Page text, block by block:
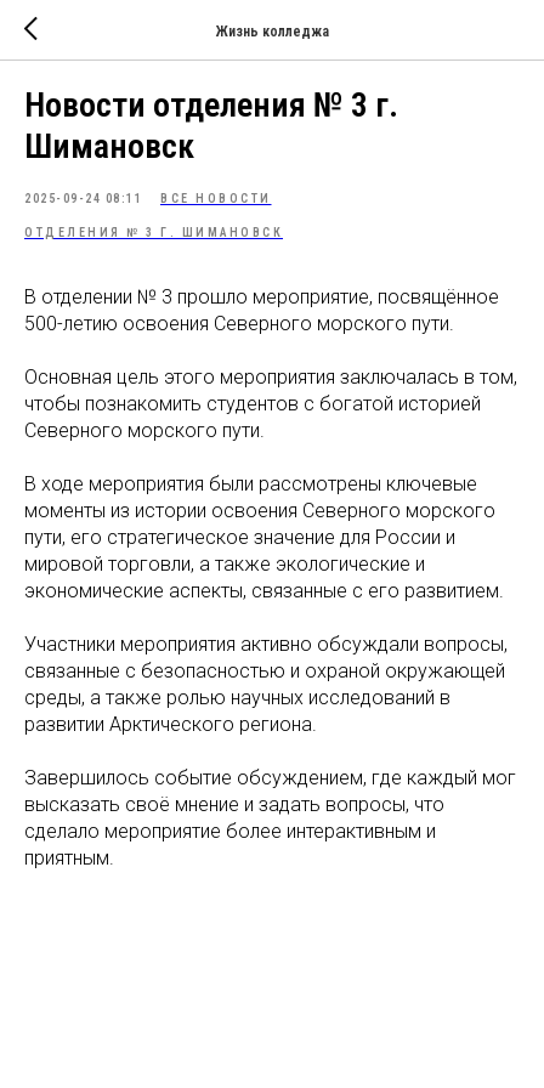
Жизнь колледжа
Новости отделения № 3 г.
Шимановск
2025-09-24 08:11 ВСЕ НОВОСТИ
ОТДЕЛЕНИЯ № 3 Г. ШИМАНОВСК
В отделении № 3 прошло мероприятие, посвящённое
500-летию освоения Северного морского пути.
Основная цель этого мероприятия заключалась в том,
чтобы познакомить студентов с богатой историей
Северного морского пути.
В ходе мероприятия были рассмотрены ключевые
моменты из истории освоения Северного морского
пути, его стратегическое значение для России и
мировой торговли, а также экологические и
экономические аспекты, связанные с его развитием.
Участники мероприятия активно обсуждали вопросы,
связанные с безопасностью и охраной окружающей
среды, а также ролью научных исследований в
развитии Арктического региона.
Завершилось событие обсуждением, где каждый мог
высказать своё мнение и задать вопросы, что
сделало мероприятие более интерактивным и
приятным.